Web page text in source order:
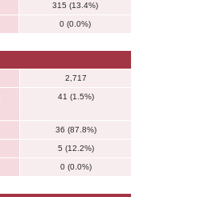
315 (13.4%)
0 (0.0%)
2,717
41 (1.5%)
36 (87.8%)
5 (12.2%)
0 (0.0%)